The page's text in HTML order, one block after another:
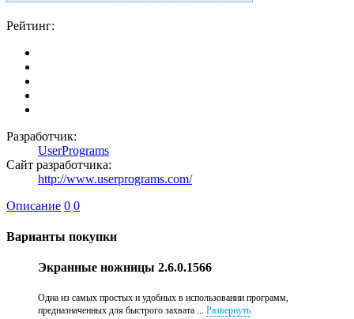
Рейтинг:
Разработчик:
UserPrograms
Сайт разработчика:
http://www.userprograms.com/
Описание 0 0
Варианты покупки
Экранные ножницы 2.6.0.1566
Одна из самых простых и удобных в использовании программ,
предназначенных для быстрого захвата ... Развернуть